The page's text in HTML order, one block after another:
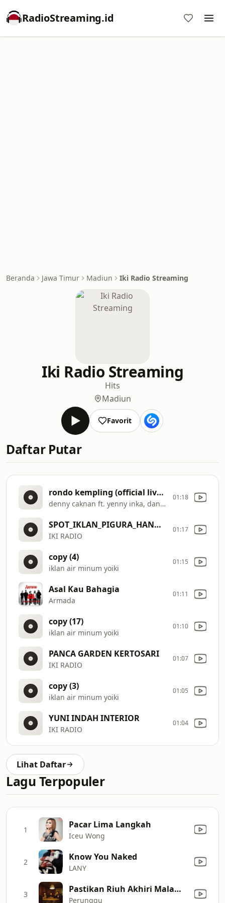
RadioStreaming.id
Beranda Jawa Timur Madiun Iki Radio Streaming
Iki Radio Streaming
Hits
Madiun
Favorit
Daftar Putar
rondo kempling (official live music)
denny caknan ft. yenny inka, danang
01:18
SPOT_IKLAN_PIGURA_HANDOYO
IKI RADIO
01:17
copy (4)
iklan air minum yoiki
01:15
Asal Kau Bahagia
Armada
01:11
copy (17)
iklan air minum yoiki
01:10
PANCA GARDEN KERTOSARI
IKI RADIO
01:07
copy (3)
iklan air minum yoiki
01:05
YUNI INDAH INTERIOR
IKI RADIO
01:04
Lihat Daftar
Lagu Terpopuler
1 Pacar Lima Langkah
Iceu Wong
2 Know You Naked
LANY
3 Pastikan Riuh Akhiri Malammu
Perunggu